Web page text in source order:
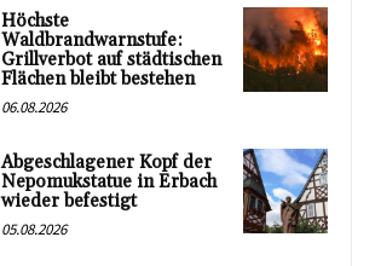
Höchste
Waldbrandwarnstufe:
Grillverbot auf städtischen
Flächen bleibt bestehen
06.08.2026
Abgeschlagener Kopf der
Nepomukstatue in Erbach
wieder befestigt
05.08.2026